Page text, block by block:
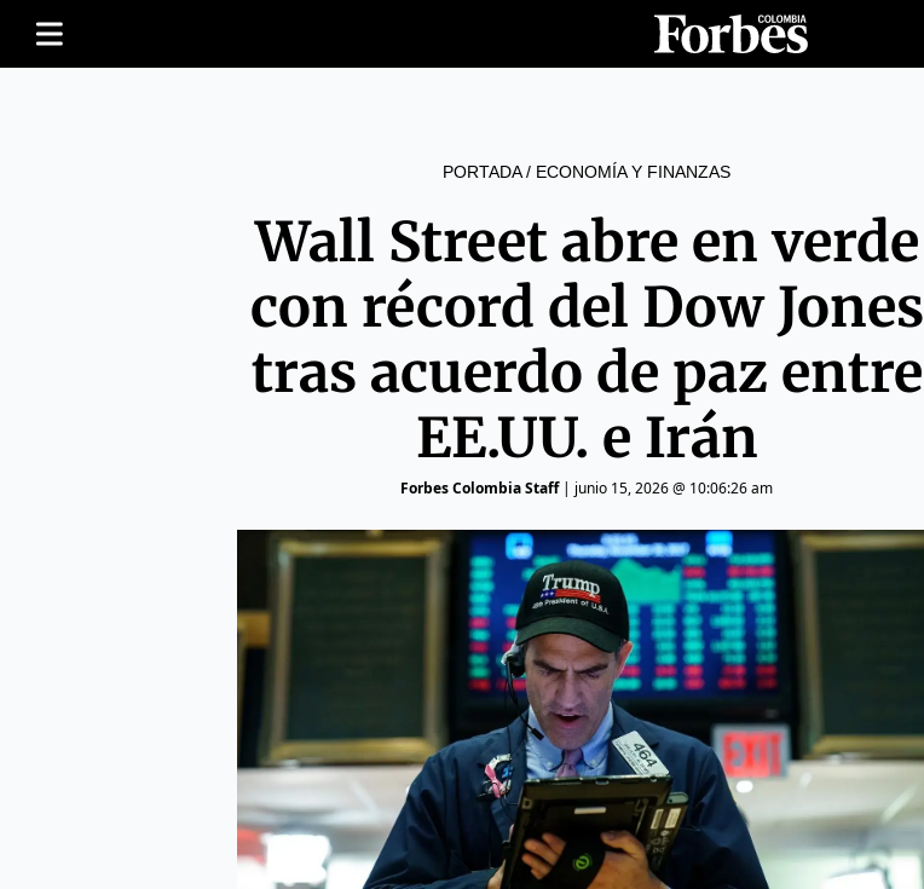
PORTADA/ ECONOMÍA Y FINANZAS
Wall Street abre en verde
con récord del Dow Jones
tras acuerdo de paz entre
EE.UU. e Irán
Forbes Colombia Staff| junio 15, 2026 @ 10:06:26 am